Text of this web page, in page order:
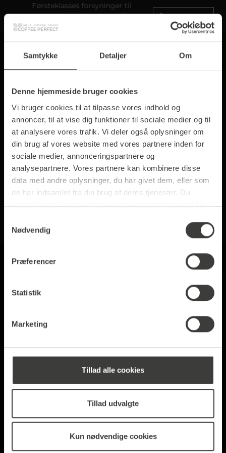
Samtykke Detaljer Om
Denne hjemmeside bruger cookies
Vi bruger cookies til at tilpasse vores indhold og
annoncer, til at vise dig funktioner til sociale medier og til
at analysere vores trafik. Vi deler også oplysninger om
din brug af vores website med vores partnere inden for
sociale medier, annonceringspartnere og
analysepartnere. Vores partnere kan kombinere disse
data med andre oplysninger, du har givet dem, eller som
de har indsamlet fra din brug af deres tjenester. Du
samtykker til vores cookies, hvis du fortsætter med at
Nødvendig
Præferencer
Statistik
Marketing
Tillad alle cookies
Tillad udvalgte
Kun nødvendige cookies
Førsteklasses forsyninger til
medarbejdere og kunder: Kaffe og
forespørg nu
Password recovery
We will send you a confirmation email. Click the
link in that email in order to change your
password.
Email adresse:
Priser
Service hotline
Virksomhed
* All prices excl. VAT plusshipping costs
delivery charges, if not stated otherwise.